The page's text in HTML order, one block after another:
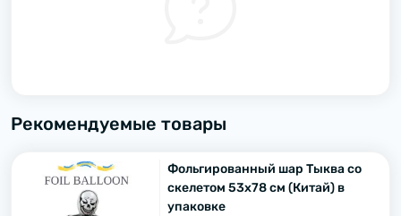
Рекомендуемые товары
Фольгированный шар Тыква со
скелетом 53х78 см (Китай) в
упаковке